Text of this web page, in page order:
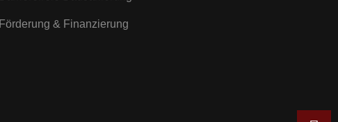
Förderung & Finanzierung